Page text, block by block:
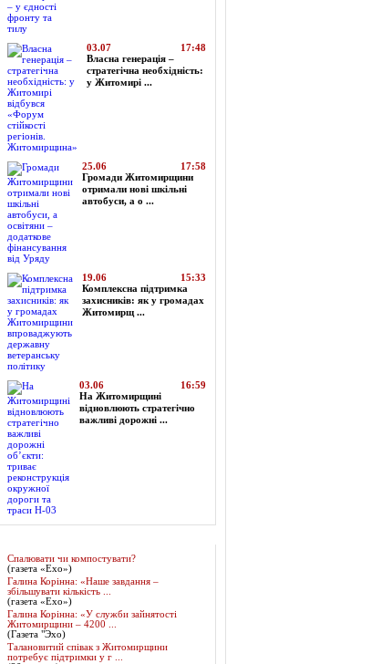
03.07
17:48
Власна генерація –
стратегічна необхідність:
у Житомирі ...
25.06
17:58
Громади Житомирщини
отримали нові шкільні
автобуси, а о ...
19.06
15:33
Комплексна підтримка
захисників: як у громадах
Житомирщ ...
03.06
16:59
На Житомирщині
відновлюють стратегічно
важливі дорожні ...
Спалювати чи компостувати?
(газета «Ехо»)
Галина Корінна: «Наше завдання –
збільшувати кількість ...
(газета «Ехо»)
Галина Корінна: «У служби зайнятості
Житомирщини – 4200 ...
(Газета "Эхо)
Талановитий співак з Житомирщини
потребує підтримки у г ...